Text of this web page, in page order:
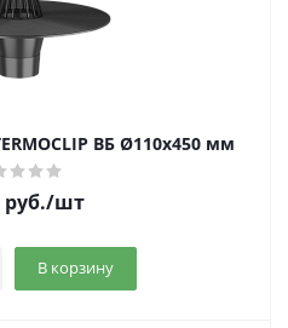
ВБ Ø110х450 мм
руб./шт
В корзину